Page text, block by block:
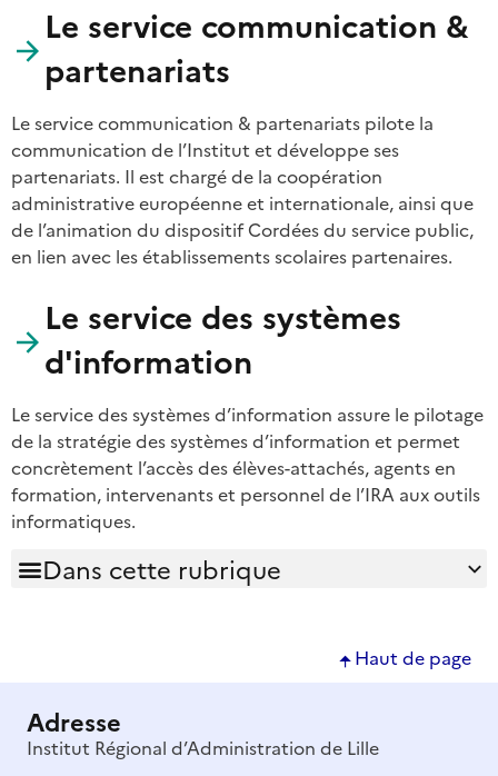
Le service communication &
partenariats
Le service communication & partenariats pilote la
communication de l’Institut et développe ses
partenariats. Il est chargé de la coopération
administrative européenne et internationale, ainsi que
de l’animation du dispositif Cordées du service public,
en lien avec les établissements scolaires partenaires.
Le service des systèmes
d'information
Le service des systèmes d’information assure le pilotage
de la stratégie des systèmes d’information et permet
concrètement l’accès des élèves-attachés, agents en
formation, intervenants et personnel de l’IRA aux outils
informatiques.
Haut de page
Adresse
Institut Régional d’Administration de Lille